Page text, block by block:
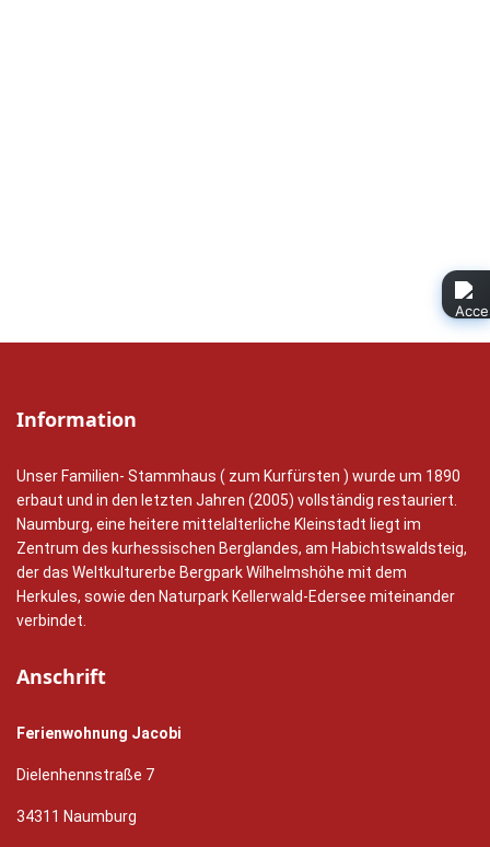
Information
Unser Familien- Stammhaus ( zum Kurfürsten ) wurde um 1890
erbaut und in den letzten Jahren (2005) vollständig restauriert.
Naumburg, eine heitere mittelalterliche Kleinstadt liegt im
Zentrum des kurhessischen Berglandes, am Habichtswaldsteig,
der das Weltkulturerbe Bergpark Wilhelmshöhe mit dem
Herkules, sowie den Naturpark Kellerwald-Edersee miteinander
verbindet.
Anschrift
Ferienwohnung Jacobi
Dielenhennstraße 7
34311 Naumburg